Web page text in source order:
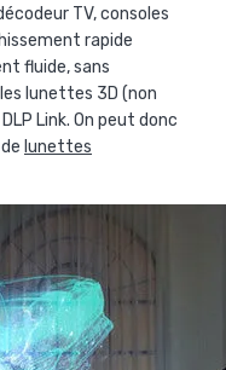
TV, consoles
rapide
fluide, sans
lunettes 3D (non
Link. On peut donc
lunettes